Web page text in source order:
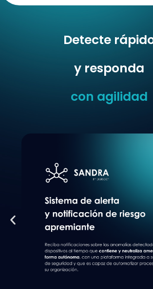
Detecte
y responda
con agilidad